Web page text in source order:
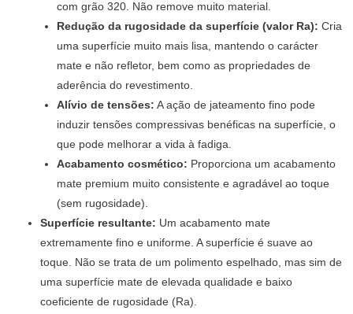
com grão 320. Não remove muito material.
Redução da rugosidade da superfície (valor Ra): Cria
uma superfície muito mais lisa, mantendo o carácter
mate e não refletor, bem como as propriedades de
aderência do revestimento.
Alívio de tensões: A ação de jateamento fino pode
induzir tensões compressivas benéficas na superfície, o
que pode melhorar a vida à fadiga.
Acabamento cosmético: Proporciona um acabamento
mate premium muito consistente e agradável ao toque
(sem rugosidade).
Superfície resultante: Um acabamento mate
extremamente fino e uniforme. A superfície é suave ao
toque. Não se trata de um polimento espelhado, mas sim de
uma superfície mate de elevada qualidade e baixo
coeficiente de rugosidade (Ra).